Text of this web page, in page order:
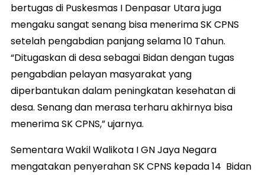
bertugas di Puskesmas I Denpasar Utara juga
mengaku sangat senang bisa menerima SK CPNS
setelah pengabdian panjang selama 10 Tahun.
“Ditugaskan di desa sebagai Bidan dengan tugas
pengabdian pelayan masyarakat yang
diperbantukan dalam peningkatan kesehatan di
desa. Senang dan merasa terharu akhirnya bisa
menerima SK CPNS,” ujarnya.
Sementara Wakil Walikota I GN Jaya Negara
mengatakan penyerahan SK CPNS kepada 14 Bidan